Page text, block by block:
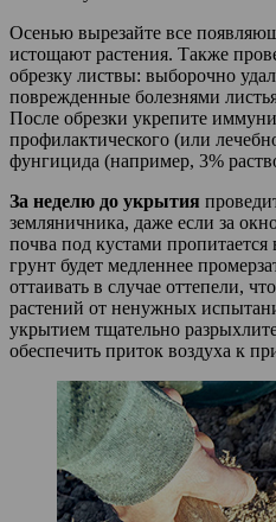
Осенью вырезайте все
истощают растения. Также
обрезку листвы: выборочно
поврежденные болезнями
После обрезки укрепите
профилактического (или
фунгицида (например, 3%
За неделю до укрытия
земляничника, даже если за
почва под кустами
грунт будет медленнее
оттаивать в случае оттепели,
растений от ненужных
укрытием тщательно
обеспечить приток воздуха к